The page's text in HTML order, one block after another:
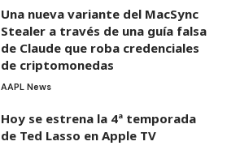
Una nueva variante del MacSync
Stealer a través de una guía falsa
de Claude que roba credenciales
de criptomonedas
AAPL News
Hoy se estrena la 4ª temporada
de Ted Lasso en Apple TV